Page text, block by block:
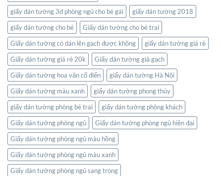
của
bạn
giấy dán tường 3d phòng ngủ cho bé gái
giấy dán tường 2018
giấy dán tường cho bé
Giấy dán tường cho bé trai
Giấy dán tường có dán lên gạch được không
giấy dán tường giá rẻ
Giấy dán tường giá rẻ 20k
Giấy dán tường giả gạch
Giấy dán tường hoa văn cổ điển
giấy dán tường Hà Nội
Giấy dán tường màu xanh
giấy dán tường phong thủy
giấy dán tường phòng bé trai
giấy dán tường phòng khách
Giấy dán tường phòng ngủ
Giấy dán tường phòng ngủ hiện đại
Giấy dán tường phòng ngủ màu hồng
Giấy dán tường phòng ngủ màu xanh
Giấy dán tường phòng ngủ sang trọng